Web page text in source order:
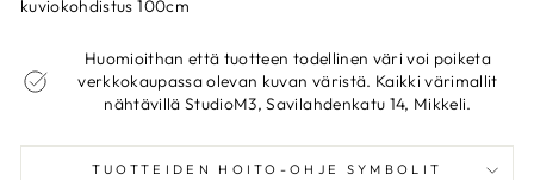
kuviokohdistus 100cm
Huomioithan että tuotteen todellinen väri voi poiketa
verkkokaupassa olevan kuvan väristä. Kaikki värimallit
nähtävillä StudioM3, Savilahdenkatu 14, Mikkeli.
TUOTTEIDEN HOITO-OHJE SYMBOLIT